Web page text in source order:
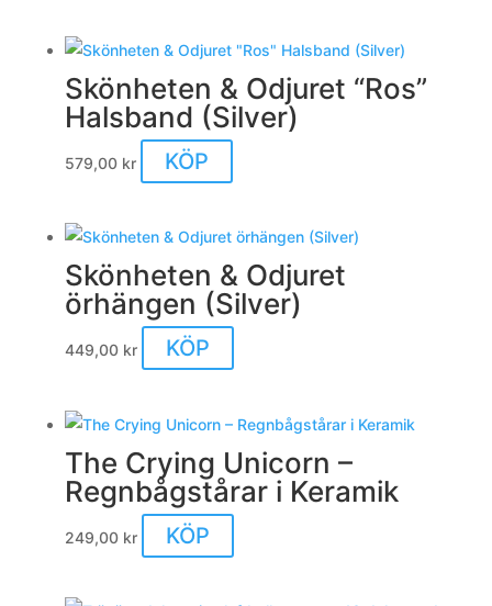
Skönheten & Odjuret “Ros”
Halsband (Silver)
579,00 kr KÖP
Skönheten & Odjuret
örhängen (Silver)
449,00 kr KÖP
The Crying Unicorn –
Regnbågstårar i Keramik
249,00 kr KÖP